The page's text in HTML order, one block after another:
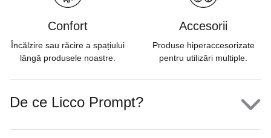
Confort
Încălzire sau răcire a spațiului
lângă produsele noastre.
Accesorii
Produse hiperaccesorizate
pentru utilizări multiple.
De ce Licco Prompt?